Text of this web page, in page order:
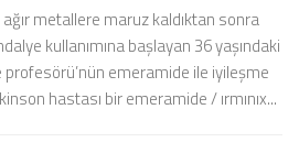
metallere maruz kaldıktan sonra
kullanımına başlayan 36 yaşındaki
emeramide ile iyileşme
hastası bir emeramide / ırmınıx...